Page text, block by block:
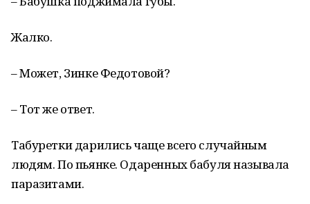
Жалко.
– Может, Зинке Федотовой?
– Тот же ответ.
Табуретки дарились чаще всего случайным
людям. По пьянке. Одаренных бабуля называла
паразитами.